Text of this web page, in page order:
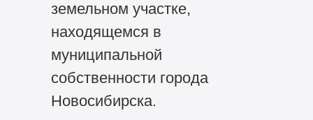
земельном участке,
находящемся в
муниципальной
собственности города
Новосибирска.